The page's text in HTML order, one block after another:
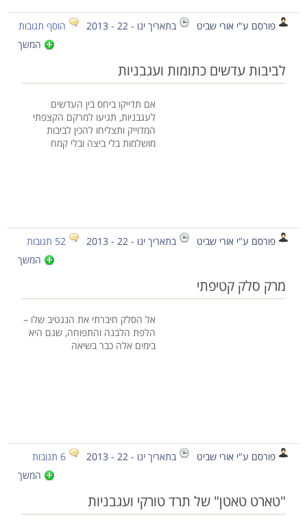
פורסם ע"י אורי שביט בתאריך ינו - 22 - 2013
הוסף תגובות
המשך
לביבות עדשים כתומות ועגבניות
אם תדייקו ביחס בין העדשים
לעגבניות, תגיעו למרקם הקצפתי
המדוייק ותצליחו להכין לביבות
מושלמות בלי ביצה ובלי קמח
פורסם ע"י אורי שביט בתאריך ינו - 22 - 2013
52 תגובות
המשך
מרק סלק קטיפתי
אל הסלק חיברתי את הנגטיב שלו –
הלפת הלבנה והתפוחה, שגם היא
בימים אלה כבר בשיאה
פורסם ע"י אורי שביט בתאריך ינו - 22 - 2013
6 תגובות
המשך
"טארט טאטן" של תרד טורקי ועגבניות